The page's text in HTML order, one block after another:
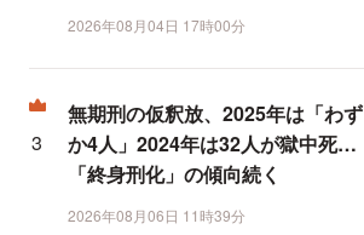
2026年08月04日 17時00分
無期刑の仮釈放、2025年は「わず
か4人」2024年は32人が獄中死…
「終身刑化」の傾向続く
2026年08月06日 11時39分